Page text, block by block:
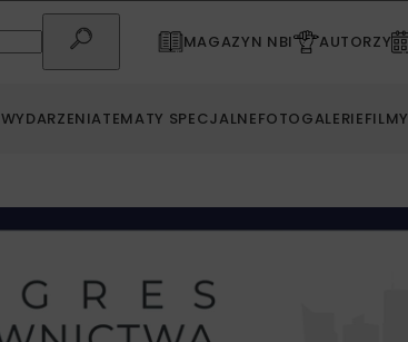
MAGAZYN NBI AUTORZY
WYDARZENIATEMATY SPECJALNEFOTOGALERIEFILMY